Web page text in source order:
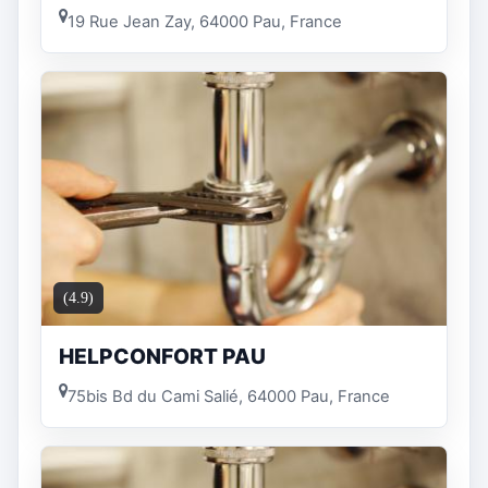
19 Rue Jean Zay, 64000 Pau, France
(4.9)
HELPCONFORT PAU
75bis Bd du Cami Salié, 64000 Pau, France